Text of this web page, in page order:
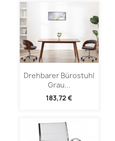
Drehbarer Bürostuhl
Grau...
183,72 €